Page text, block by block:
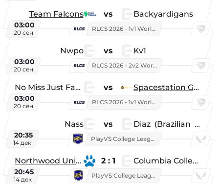
Team Falcons vs Backyardigans
03:00
20 сен
RLCS 2026 - 1v1 World Championship
Nwpo vs Kv1
03:00
20 сен
RLCS 2026 - 2v2 World Championship
No Miss Just Fake vs Spacestation Gaming
03:00
20 сен
RLCS 2026 - 1v1 World Championship
Nass vs Diaz_(Brazilian_Player)
20:35
14 дек
PlayVS College League 2025: Fall
Northwood University 2 : 1 Columbia College
20:45
14 дек
PlayVS College League 2025: Fall